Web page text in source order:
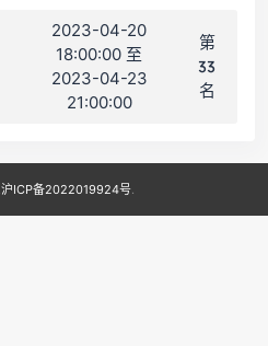
2023-04-20
18:00:00 至
2023-04-23
21:00:00
第
33
名
沪ICP备2022019924号